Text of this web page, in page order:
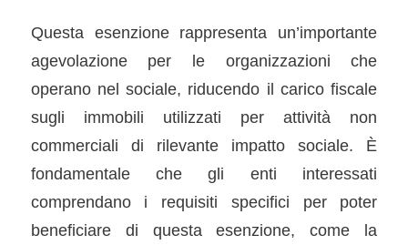
Questa esenzione rappresenta un’importante
agevolazione per le organizzazioni che
operano nel sociale, riducendo il carico fiscale
sugli immobili utilizzati per attività non
commerciali di rilevante impatto sociale. È
fondamentale che gli enti interessati
comprendano i requisiti specifici per poter
beneficiare di questa esenzione, come la